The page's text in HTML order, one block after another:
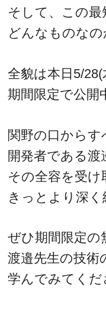
そして、この最
どんなものなの
全貌は本日5/28(
期間限定で公開
関野の口から
開発者である渡
その全容を受け
きっとより深く
ぜひ期間限定の
渡邉先生の技術
学んでみてくだ